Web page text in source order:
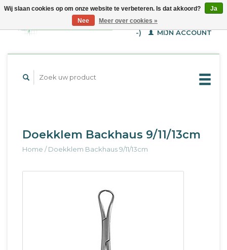
WINKELWAGEN (€--,-
-)
MIJN ACCOUNT
Doekklem Backhaus 9/11/13cm
Home /Doekklem Backhaus 9/11/13cm
Wij slaan cookies op om onze website te verbeteren. Is dat akkoord?
Ja
Nee
Meer over cookies »